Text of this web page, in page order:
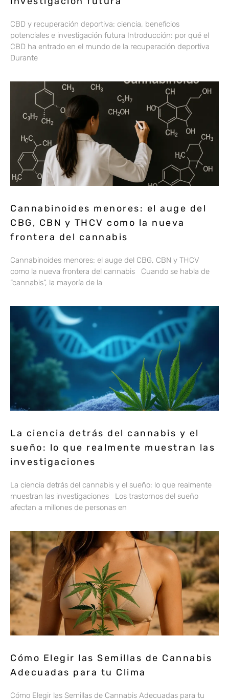
CBD y recuperación deportiva: ciencia, beneficios
potenciales e investigación futura Introducción: por qué el
CBD ha entrado en el mundo de la recuperación deportiva
Durante
Cannabinoides menores: el auge del
CBG, CBN y THCV como la nueva
frontera del cannabis
Cannabinoides menores: el auge del CBG, CBN y THCV
como la nueva frontera del cannabis Cuando se habla de
“cannabis”, la mayoría de la
La ciencia detrás del cannabis y el
sueño: lo que realmente muestran las
investigaciones
La ciencia detrás del cannabis y el sueño: lo que realmente
muestran las investigaciones Los trastornos del sueño
afectan a millones de personas en
Cómo Elegir las Semillas de Cannabis
Adecuadas para tu Clima
Cómo Elegir las Semillas de Cannabis Adecuadas para tu